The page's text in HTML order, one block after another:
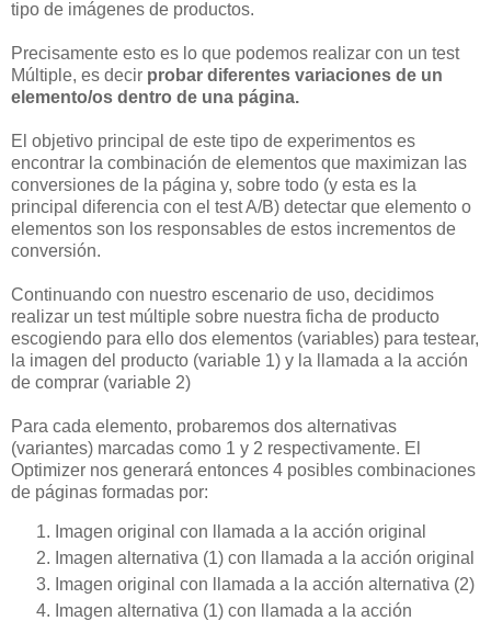
tipo de imágenes de productos.
Precisamente esto es lo que podemos realizar con un test
Múltiple, es decir probar diferentes variaciones de un
elemento/os dentro de una página.
El objetivo principal de este tipo de experimentos es
encontrar la combinación de elementos que maximizan las
conversiones de la página y, sobre todo (y esta es la
principal diferencia con el test A/B) detectar que elemento o
elementos son los responsables de estos incrementos de
conversión.
Continuando con nuestro escenario de uso, decidimos
realizar un test múltiple sobre nuestra ficha de producto
escogiendo para ello dos elementos (variables) para testear,
la imagen del producto (variable 1) y la llamada a la acción
de comprar (variable 2)
Para cada elemento, probaremos dos alternativas
(variantes) marcadas como 1 y 2 respectivamente. El
Optimizer nos generará entonces 4 posibles combinaciones
de páginas formadas por:
Imagen original con llamada a la acción original
Imagen alternativa (1) con llamada a la acción original
Imagen original con llamada a la acción alternativa (2)
Imagen alternativa (1) con llamada a la acción